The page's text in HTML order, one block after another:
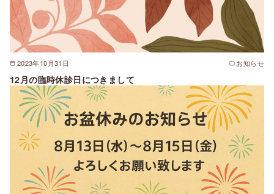
2023年10月31日 お知らせ
12月の臨時休診日につきまして